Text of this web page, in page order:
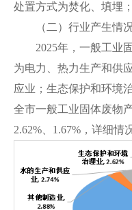
处置方式为焚化、填埋
（二）行业产生情
2025年，一般工业固
为电力、热力生产和供
应业；生态保护和环境
全市一般工业固体废物
2.62%、1.67%，详细情